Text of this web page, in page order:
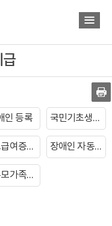
급
인 등록 국민기초생활보장수급자 증명서발급
의료급여증명서 발급 장애인 자동차 표지 발급
한부모가족복지급여 신청